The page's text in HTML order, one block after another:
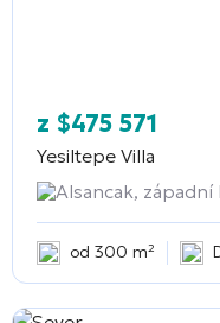
z $475 571
Yesiltepe Villa
Alsancak,
od 300 m²